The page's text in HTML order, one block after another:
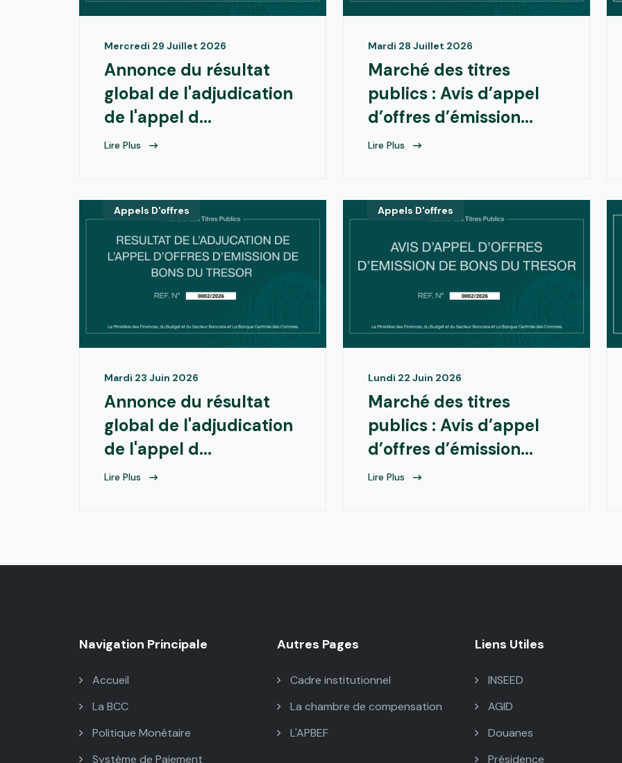
Mercredi 29 Juillet 2026
Annonce du résultat
global de l'adjudication
de l'appel d...
Lire Plus
Mardi 28 Juillet 2026
Marché des titres
publics : Avis d’appel
d’offres d’émission...
Lire Plus
Appels D'offres
Mardi 23 Juin 2026
Annonce du résultat
global de l'adjudication
de l'appel d...
Lire Plus
Appels D'offres
Lundi 22 Juin 2026
Marché des titres
publics : Avis d’appel
d’offres d’émission...
Lire Plus
Navigation Principale
Accueil
La BCC
Politique Monétaire
Système de Paiement
Autres Pages
Cadre institutionnel
La chambre de compensation
L'APBEF
Liens Utiles
INSEED
AGID
Douanes
Présidence